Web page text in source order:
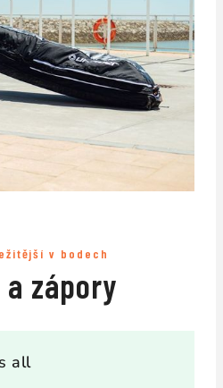
v bodech
zápory
all